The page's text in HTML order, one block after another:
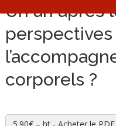
Un an après
corporels ?